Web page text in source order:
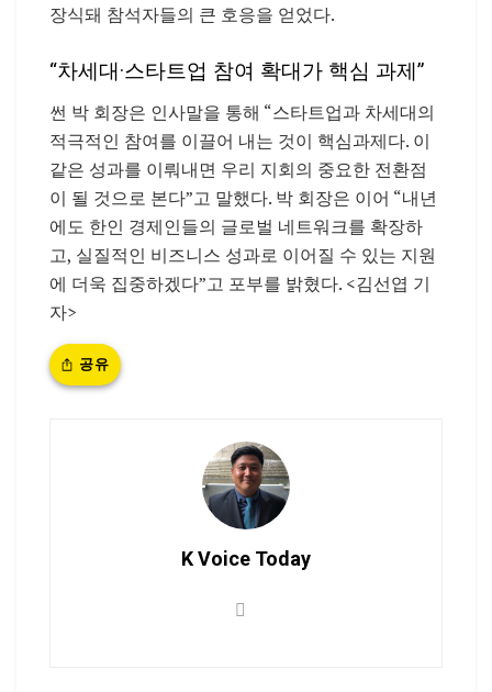
장식돼 참석자들의 큰 호응을 얻었다.
“차세대·스타트업 참여 확대가 핵심 과제”
썬 박 회장은 인사말을 통해 “스타트업과 차세대의
적극적인 참여를 이끌어 내는 것이 핵심과제다. 이
같은 성과를 이뤄내면 우리 지회의 중요한 전환점
이 될 것으로 본다”고 말했다. 박 회장은 이어 “내년
에도 한인 경제인들의 글로벌 네트워크를 확장하
고, 실질적인 비즈니스 성과로 이어질 수 있는 지원
에 더욱 집중하겠다”고 포부를 밝혔다. <김선엽 기
자>
공유
K Voice Today